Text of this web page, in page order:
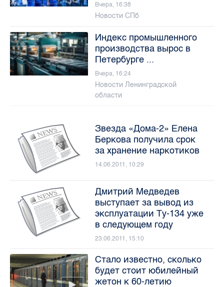
Вчера, 16:38
Новости СПб
Индекс промышленного
производства вырос в
Петербурге ...
Вчера, 16:24
Новости Ленинградской
области
Звезда «Дома-2» Елена
Беркова получила срок
за хранение наркотиков
14.06.2011, 10:29
Дмитрий Медведев
выступает за вывод из
эксплуатации Ту-134 уже
в следующем году
23.06.2011, 15:10
Стало известно, сколько
будет стоит юбилейный
жетон к 60-летию